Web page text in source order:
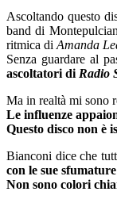
Ascoltando questo
band di
ritmica di Amanda
Senza guardare al
ascoltatori di Radio
Ma in realtà mi sono
Le influenze
Questo disco non è
Bianconi dice che
con le sue
Non sono colori